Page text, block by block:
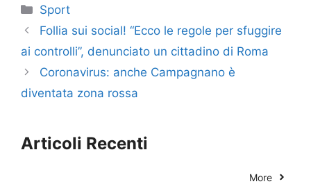
Categorie
Sport
Follia sui social! “Ecco le regole per sfuggire
ai controlli”, denunciato un cittadino di Roma
Coronavirus: anche Campagnano è
diventata zona rossa
Articoli Recenti
More